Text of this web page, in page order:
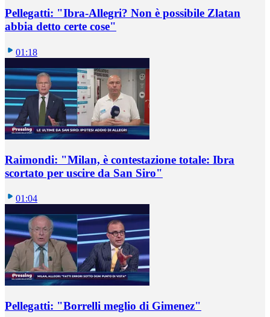
Pellegatti: "Ibra-Allegri? Non è possibile Zlatan
abbia detto certe cose"
01:18
Raimondi: "Milan, è contestazione totale: Ibra
scortato per uscire da San Siro"
01:04
Pellegatti: "Borrelli meglio di Gimenez"